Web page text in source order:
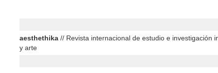
aesthethika // Revista internacional de estudio e investigación
y arte